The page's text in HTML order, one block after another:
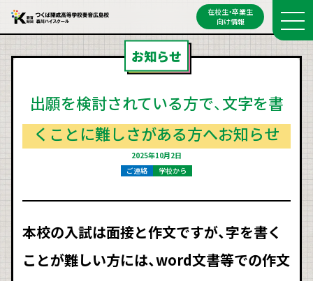
在校生・卒業生
向け情報
お知らせ
出願を検討されている方で、文字を書
くことに難しさがある方へお知らせ
2025年10月2日
ご連絡
学校から
本校の入試は面接と作文ですが、字を書く
ことが難しい方には、word文書等での作文